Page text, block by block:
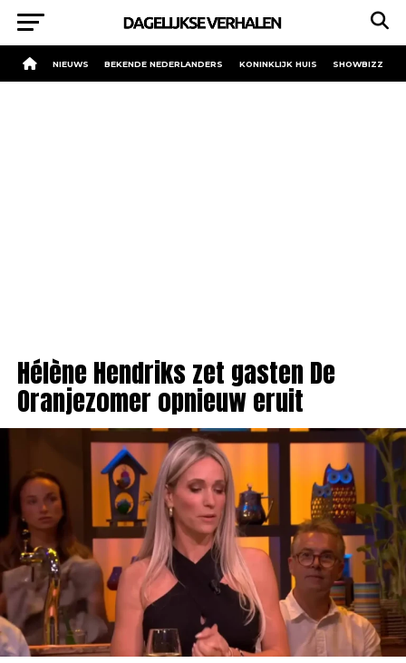
NIEUWS BEKENDE NEDERLANDERS KONINKLIJK HUIS SHOWBIZZ
Hélène Hendriks zet gasten De
Oranjezomer opnieuw eruit